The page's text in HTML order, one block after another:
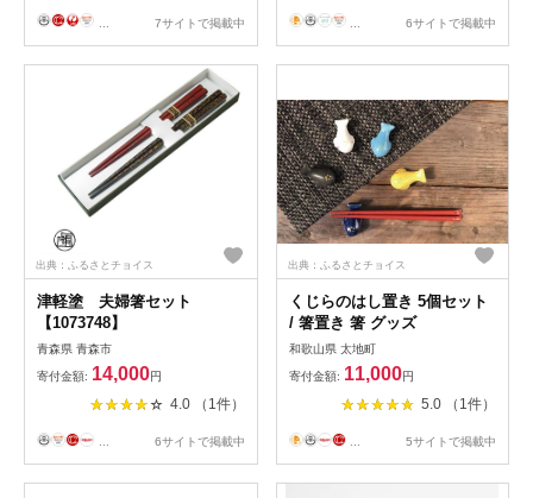
入り 記念日 プレゼント 名入
れ】
7サイトで掲載中 6サイトで掲載中
出典：ふるさとチョイス
津軽塗 夫婦箸セット
【1073748】
青森県 青森市
寄付金額: 14,000円
4.0 （1件）
... 6サイトで掲載中
出典：ふるさとチョイス
くじらのはし置き 5個セット
/ 箸置き 箸 グッズ
和歌山県 太地町
寄付金額: 11,000円
5.0 （1件）
... 5サイトで掲載中